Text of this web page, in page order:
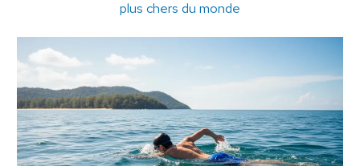
plus chers du monde